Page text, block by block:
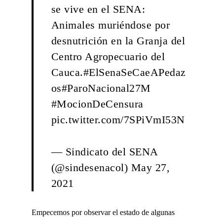
se vive en el SENA:
Animales muriéndose por
desnutrición en la Granja del
Centro Agropecuario del
Cauca.#ElSenaSeCaeAPedaz
os#ParoNacional27M
#MocionDeCensura
pic.twitter.com/7SPiVmI53N
— Sindicato del SENA
(@sindesenacol) May 27,
2021
Empecemos por observar el estado de algunas